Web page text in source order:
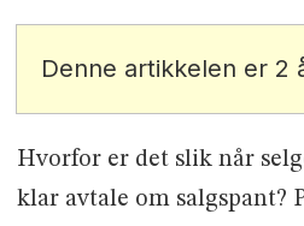
Denne artikkelen er 2
Hvorfor er det slik når
klar avtale om salgspant?